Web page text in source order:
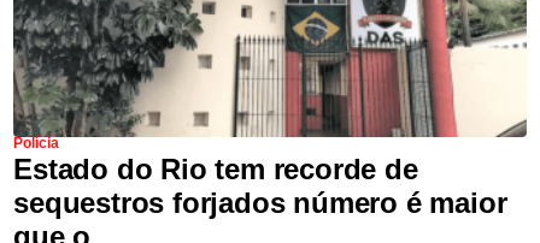
Polícia
Estado do Rio tem recorde de
sequestros forjados número é maior